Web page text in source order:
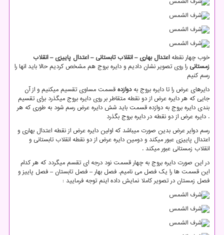
خوب چهار نقطهاعتدال بهاری – انقلاب تابستانی – اعتدال پاییزی – انقلاب
زمستانی را روی تصویر نشان دادیم و دایره بروج هم مشخص کردیم حالا باید انها را
رسم کنیم
دایرهای عرض را تا دایره بروج بهدوازدهقسمت مساوی تقسیم میکنیم و از آن
جایی که هر دایره عرض از دو نقطه متقاطر بر روی دایره بروج میگذرد برای تقسیم
بندی دایره بروج به دوازده قسمت باید شش دایره عرض رسم شود به طوری که هر
دایره عرض از دو نقطه در دایره بروج بگذرد .
رسم دوایر عرض بدین صورت میباشد که اولین دایره عرض از نقطه اعتدال بهاری و
اعتدال پاییزی عبور میکند و دومین دایره عرض از دو نقطه انقلاب تابستانی و
انقلاب زمستانی عبور میکند .
در این صورت دایره بروج به چهار قسمت نود درجه ای تقسم میگردد که هر کدام
این قسمت ها را یک فصل می نامیم. فصل بهار – فصل تابستان – فصل پاییز و
فصل زمستان در تصویر کاملا نمایش داده اینم توجه فرمایید :